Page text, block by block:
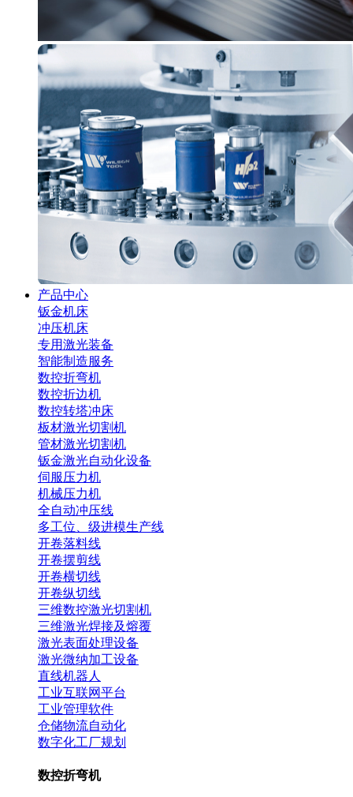
产品中心
钣金机床
冲压机床
专用激光装备
智能制造服务
数控折弯机
数控折边机
数控转塔冲床
板材激光切割机
管材激光切割机
钣金激光自动化设备
伺服压力机
机械压力机
全自动冲压线
多工位、级进模生产线
开卷落料线
开卷摆剪线
开卷横切线
开卷纵切线
三维数控激光切割机
三维激光焊接及熔覆
激光表面处理设备
激光微纳加工设备
直线机器人
工业互联网平台
工业管理软件
仓储物流自动化
数字化工厂规划
数控折弯机